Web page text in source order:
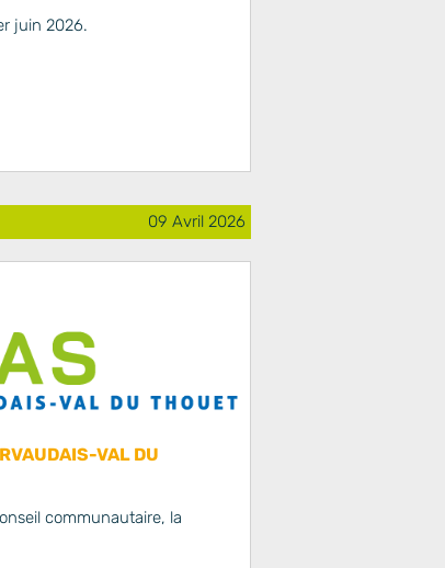
juin 2026.
09 Avril 2026
VAL DU
communautaire, la